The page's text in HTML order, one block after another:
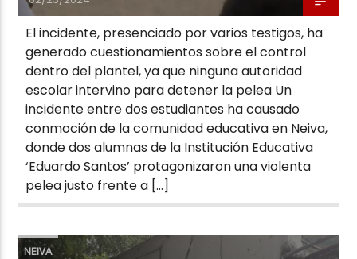
El incidente, presenciado por varios testigos, ha
generado cuestionamientos sobre el control
dentro del plantel, ya que ninguna autoridad
escolar intervino para detener la pelea Un
incidente entre dos estudiantes ha causado
conmoción de la comunidad educativa en Neiva,
donde dos alumnas de la Institución Educativa
‘Eduardo Santos’ protagonizaron una violenta
pelea justo frente a […]
NEIVA